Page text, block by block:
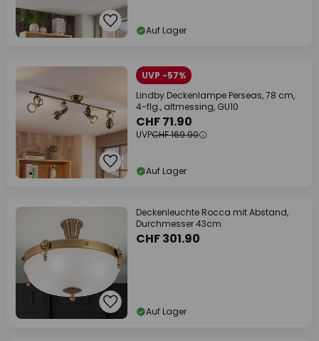
Auf Lager
UVP -57%
Lindby Deckenlampe Perseas, 78 cm,
4-flg., altmessing, GU10
CHF 71.90
UVPCHF 169.90
Auf Lager
Deckenleuchte Rocca mit Abstand,
Durchmesser 43cm
CHF 301.90
Auf Lager